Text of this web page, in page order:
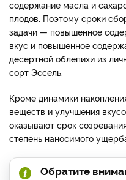
содержание масла и
плодов. Поэтому сроки
задачи — повышенное
вкус и повышенное
десертной облепихи из
сорт Эссель.
Кроме динамики
веществ и улучшения
оказывают срок
степень наносимого
Обратите